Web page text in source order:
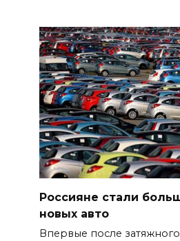
Россияне стали
новых авто
Впервые после